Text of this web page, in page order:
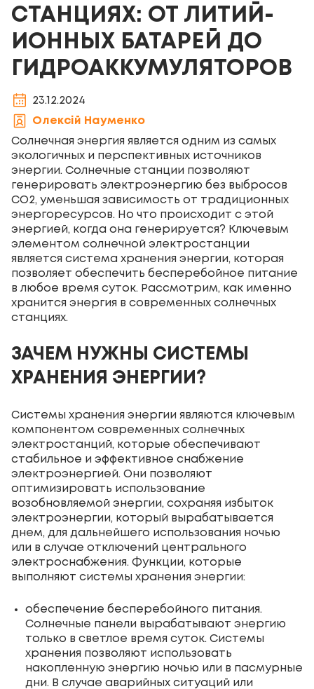
СТАНЦИЯХ: ОТ ЛИТИЙ-
ИОННЫХ БАТАРЕЙ ДО
ГИДРОАККУМУЛЯТОРОВ
23.12.2024
Олексій Науменко
Солнечная энергия является одним из самых
экологичных и перспективных источников
энергии. Солнечные станции позволяют
генерировать электроэнергию без выбросов
CO2, уменьшая зависимость от традиционных
энергоресурсов. Но что происходит с этой
энергией, когда она генерируется? Ключевым
элементом солнечной электростанции
является система хранения энергии, которая
позволяет обеспечить бесперебойное питание
в любое время суток. Рассмотрим, как именно
хранится энергия в современных солнечных
станциях.
ЗАЧЕМ НУЖНЫ СИСТЕМЫ
ХРАНЕНИЯ ЭНЕРГИИ?
Системы хранения энергии являются ключевым
компонентом современных солнечных
электростанций, которые обеспечивают
стабильное и эффективное снабжение
электроэнергией. Они позволяют
оптимизировать использование
возобновляемой энергии, сохраняя избыток
электроэнергии, который вырабатывается
днем, для дальнейшего использования ночью
или в случае отключений центрального
электроснабжения. Функции, которые
выполняют системы хранения энергии:
обеспечение бесперебойного питания.
Солнечные панели вырабатывают энергию
только в светлое время суток. Системы
хранения позволяют использовать
накопленную энергию ночью или в пасмурные
дни. В случае аварийных ситуаций или